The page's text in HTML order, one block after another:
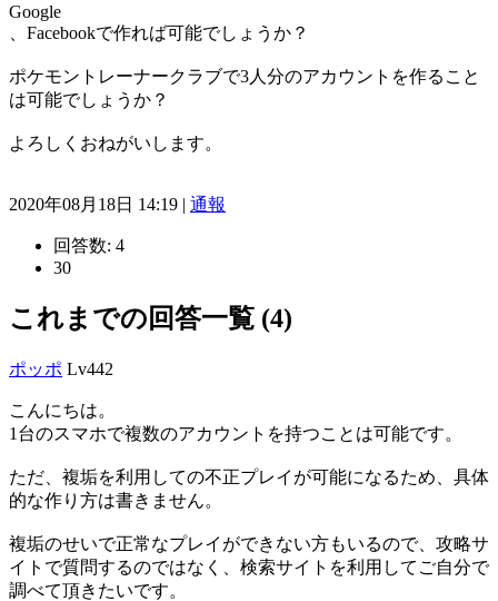
Google
、Facebookで作れば可能でしょうか？
ポケモントレーナークラブで3人分のアカウントを作ること
は可能でしょうか？
よろしくおねがいします。
2020年08月18日 14:19 | 通報
回答数: 4
30
これまでの回答一覧 (4)
ポッポ Lv442
こんにちは。
1台のスマホで複数のアカウントを持つことは可能です。
ただ、複垢を利用しての不正プレイが可能になるため、具体
的な作り方は書きません。
複垢のせいで正常なプレイができない方もいるので、攻略サ
イトで質問するのではなく、検索サイトを利用してご自分で
調べて頂きたいです。